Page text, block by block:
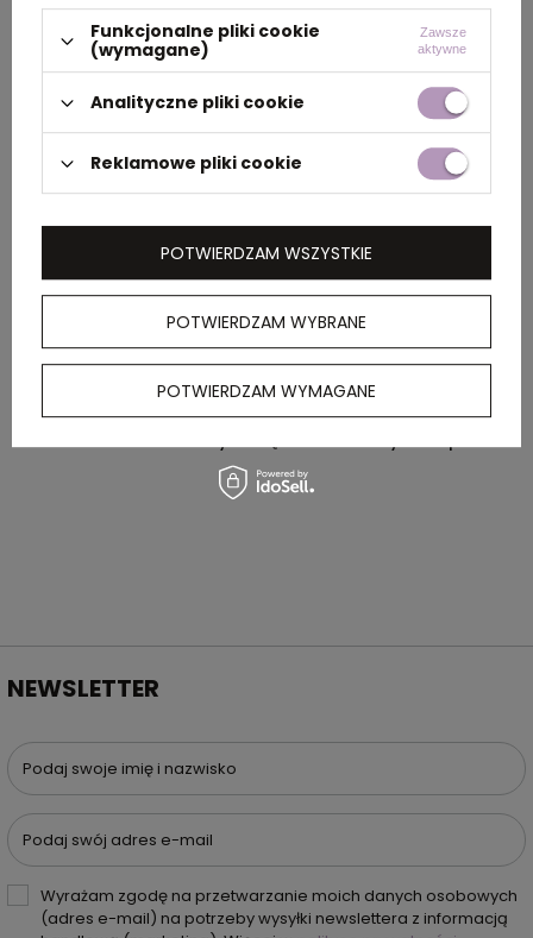
PAKOWANIE
Wymiary
kartonu
zewnętrznego
38 x 28 x 38 cm
Waga
zewnętrznego
9,5
NEWSLETTER
Podaj swoje imię i nazwisko
Podaj swój adres e-mail
Wyrażam zgodę na przetwarzanie moich danych osobowych
(adres e-mail) na potrzeby wysyłki newslettera z informacją
Funkcjonalne pliki cookie
(wymagane)
Zawsze
aktywne
Analityczne pliki cookie
Reklamowe pliki cookie
POTWIERDZAM WYBRANE
POTWIERDZAM WYMAGANE
POTWIERDZAM WSZYSTKIE